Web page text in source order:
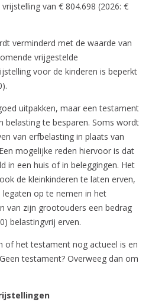
van € 804.698 (2026: €
verminderd met de waarde van
vrijgestelde
voor de kinderen is beperkt
uitpakken, maar een testament
belasting te besparen. Soms wordt
van erfbelasting in plaats van
mogelijke reden hiervoor is dat
in een huis of in beleggingen. Het
de kleinkinderen te laten erven,
op te nemen in het
van zijn grootouders een bedrag
belastingvrij erven.
of het testament nog actueel is en
testament? Overweeg dan om